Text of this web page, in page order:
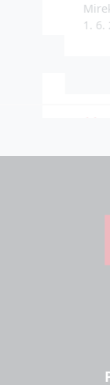
Mirek
1. 6.
nás